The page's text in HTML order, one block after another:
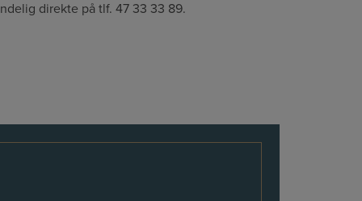
direkte på tlf. 47 33 33 89.